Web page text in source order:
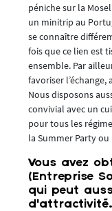
péniche sur la
un minitrip au
se connaître
fois que ce lien est
ensemble. Par
favoriser l’échange,
Nous disposons
convivial avec un
pour tous les
la Summer Party
Vous avez
(Entreprise
qui peut